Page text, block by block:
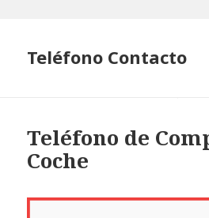
Teléfono Contacto
Teléfono de
Coche